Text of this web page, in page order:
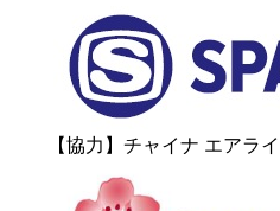
【協力】チャイナ エアラ